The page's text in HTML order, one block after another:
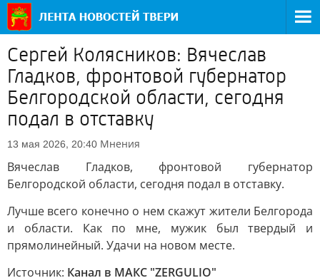
Сергей Колясников: Вячеслав
Гладков, фронтовой губернатор
Белгородской области, сегодня
подал в отставку
13 мая 2026, 20:40 Мнения
Вячеслав Гладков, фронтовой губернатор
Белгородской области, сегодня подал в отставку.
Лучше всего конечно о нем скажут жители Белгорода
и области. Как по мне, мужик был твердый и
прямолинейный. Удачи на новом месте.
Источник: Канал в МАКС "ZERGULIO"